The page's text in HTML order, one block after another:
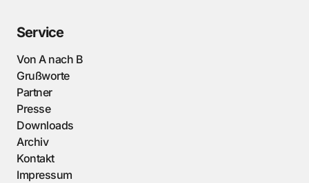
Service
Von A nach B
Grußworte
Partner
Presse
Downloads
Archiv
Kontakt
Impressum